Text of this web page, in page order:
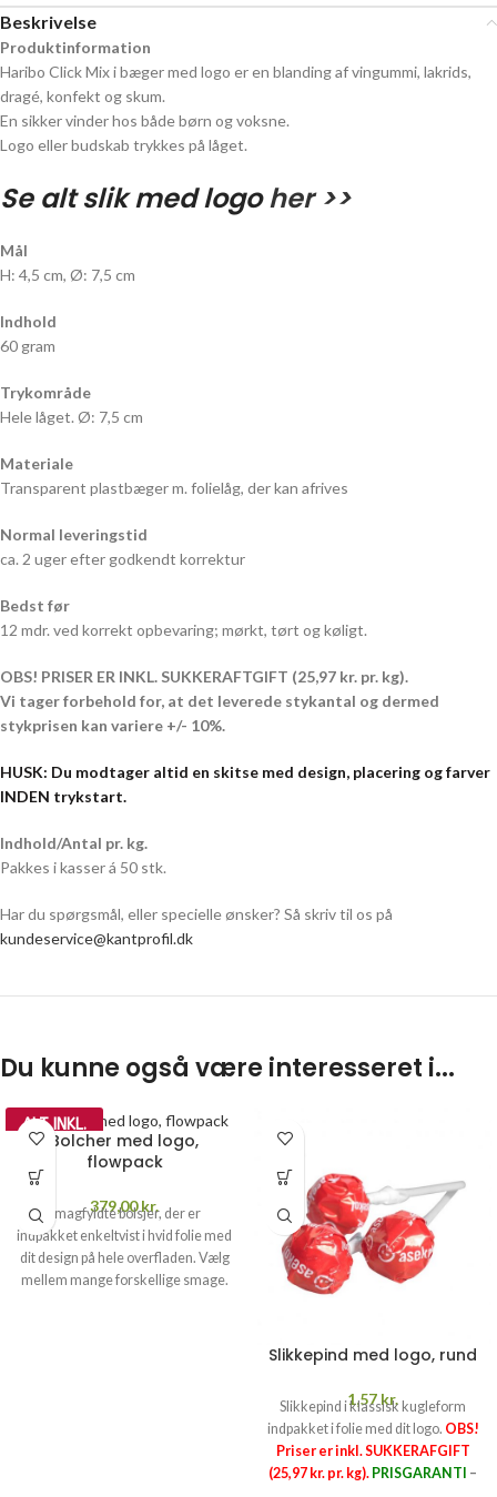
Beskrivelse
Produktinformation
Haribo Click Mix i bæger med logo er en blanding af vingummi, lakrids,
dragé, konfekt og skum.
En sikker vinder hos både børn og voksne.
Logo eller budskab trykkes på låget.
Se alt slik med logoher >>
Mål
H: 4,5 cm, Ø: 7,5 cm
Indhold
60 gram
Trykområde
Hele låget. Ø: 7,5 cm
Materiale
Transparent plastbæger m. folielåg, der kan afrives
Normal leveringstid
ca. 2 uger efter godkendt korrektur
Bedst før
12 mdr. ved korrekt opbevaring; mørkt, tørt og køligt.
OBS! PRISER ER INKL. SUKKERAFTGIFT (25,97 kr. pr. kg).
Vi tager forbehold for, at det leverede stykantal og dermed
stykprisen kan variere +/- 10%.
HUSK: Du modtager altid en skitse med design, placering og farver
INDEN trykstart.
Indhold/Antal pr. kg.
Pakkes i kasser á 50 stk.
Har du spørgsmål, eller specielle ønsker? Så skriv til os på
kundeservice@kantprofil.dk
Du kunne også være interesseret i...
ALT INKL.
Bolcher med logo,
flowpack
379,00kr.
Smagfyldte bolsjer, der er
indpakket enkeltvist i hvid folie med
dit design på hele overfladen. Vælg
mellem mange forskellige smage.
Slikkepind med logo, rund
1,57 kr.
Slikkepind i klassisk kugleform
indpakket i folie med dit logo. OBS!
Priser er inkl. SUKKERAFGIFT
(25,97 kr. pr. kg). PRISGARANTI –